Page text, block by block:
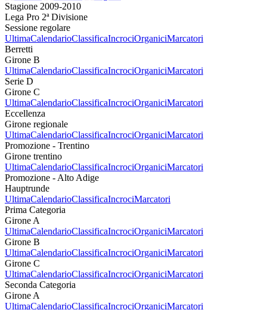
Stagione 2009-2010
Lega Pro 2ª Divisione
Sessione regolare
UltimaCalendarioClassificaIncrociOrganiciMarcatori
Berretti
Girone B
UltimaCalendarioClassificaIncrociOrganiciMarcatori
Serie D
Girone C
UltimaCalendarioClassificaIncrociOrganiciMarcatori
Eccellenza
Girone regionale
UltimaCalendarioClassificaIncrociOrganiciMarcatori
Promozione - Trentino
Girone trentino
UltimaCalendarioClassificaIncrociOrganiciMarcatori
Promozione - Alto Adige
Hauptrunde
UltimaCalendarioClassificaIncrociMarcatori
Prima Categoria
Girone A
UltimaCalendarioClassificaIncrociOrganiciMarcatori
Girone B
UltimaCalendarioClassificaIncrociOrganiciMarcatori
Girone C
UltimaCalendarioClassificaIncrociOrganiciMarcatori
Seconda Categoria
Girone A
UltimaCalendarioClassificaIncrociOrganiciMarcatori